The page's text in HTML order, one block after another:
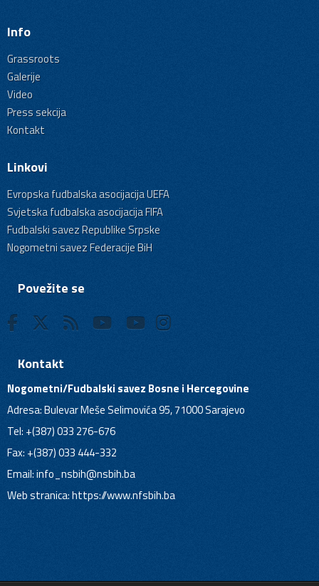
Info
Grassroots
Galerije
Video
Press sekcija
Kontakt
Linkovi
Evropska fudbalska asocijacija UEFA
Svjetska fudbalska asocijacija FIFA
Fudbalski savez Republike Srpske
Nogometni savez Federacije BiH
Povežite se
Kontakt
Nogometni/Fudbalski savez Bosne i Hercegovine
Adresa: Bulevar Meše Selimovića 95, 71000 Sarajevo
Tel: +(387) 033 276-676
Fax: +(387) 033 444-332
Email:info_nsbih@nsbih.ba
Web stranica: https://www.nfsbih.ba